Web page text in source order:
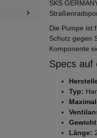
SKS
Die Pumpe ist
Schutz gegen
Komponente
Specs auf
Typ:
Länge: